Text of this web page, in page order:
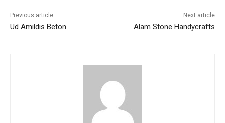
Previous article
Ud Amildis Beton
Next article
Alam Stone Handycrafts